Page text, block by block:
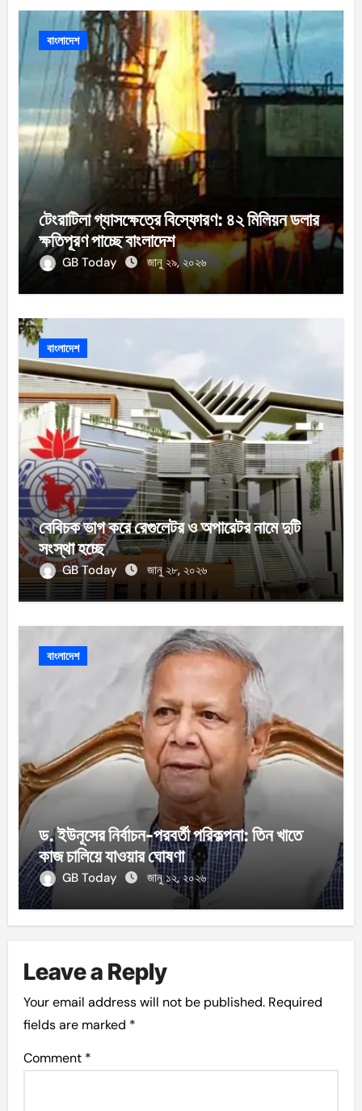
বাংলাদেশ
টেংরাটিলা গ্যাসক্ষেত্রে বিস্ফোরণ: ৪২ মিলিয়ন ডলার
ক্ষতিপূরণ পাচ্ছে বাংলাদেশ
GB Today জানু ২৯, ২০২৬
বাংলাদেশ
বেবিচক ভাগ করে রেগুলেটর ও অপারেটর নামে দুটি
সংস্থা হচ্ছে
GB Today জানু ২৮, ২০২৬
বাংলাদেশ
ড. ইউনূসের নির্বাচন-পরবর্তী পরিকল্পনা: তিন খাতে
কাজ চালিয়ে যাওয়ার ঘোষণা
GB Today জানু ১২, ২০২৬
Leave a Reply
Your email address will not be published. Required
fields are marked *
Comment *